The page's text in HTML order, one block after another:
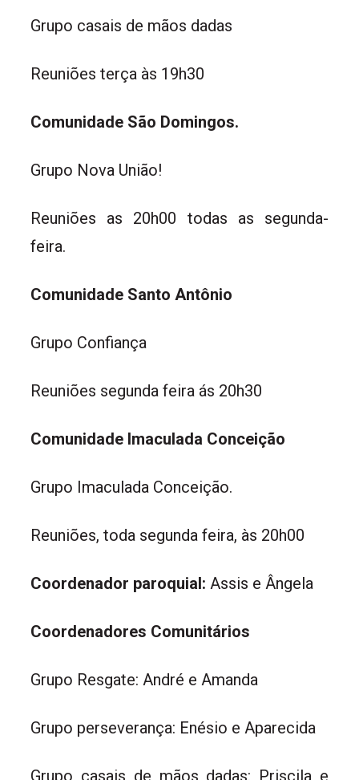
Grupo casais de mãos dadas
Reuniões terça às 19h30
Comunidade São Domingos.
Grupo Nova União!
Reuniões as 20h00 todas as segunda-
feira.
Comunidade Santo Antônio
Grupo Confiança
Reuniões segunda feira ás 20h30
Comunidade Imaculada Conceição
Grupo Imaculada Conceição.
Reuniões, toda segunda feira, às 20h00
Coordenador paroquial: Assis e Ângela
Coordenadores Comunitários
Grupo Resgate: André e Amanda
Grupo perseverança: Enésio e Aparecida
Grupo casais de mãos dadas: Priscila e